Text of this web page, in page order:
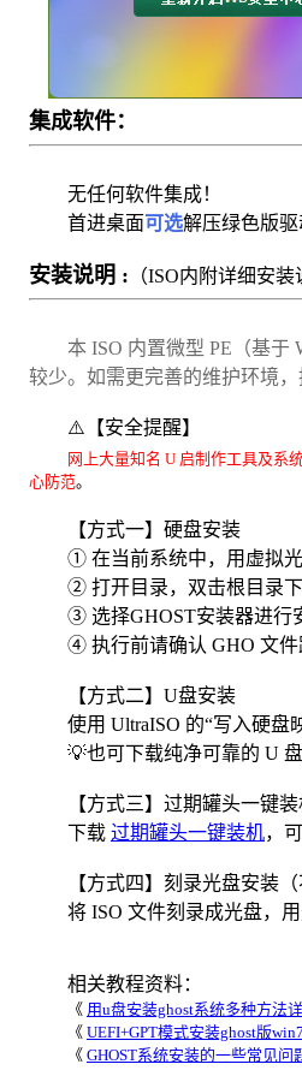
集成软件：
无任何软件集成！
首进桌面可选解压绿色版驱
安装说明 : （ISO内附详细安装
本 ISO 内置微型 PE（基于
较少。如需更完善的维护环境
⚠️【安全提醒】
网上大量知名 U 启制作工具及系
心防范。
【方式一】硬盘安装
① 在当前系统中，用虚拟光
② 打开目录，双击根目录下的
③ 选择GHOST安装器进行
④ 执行前请确认 GHO 文件
【方式二】U盘安装
使用 UltraISO 的“写入硬盘映
💡也可下载纯净可靠的 U 盘
【方式三】过期罐头一键装
下载 过期罐头一键装机，
【方式四】刻录光盘安装（
将 ISO 文件刻录成光盘，用
相关教程资料：
《 用u盘安装ghost系统多种方法
《 UEFI+GPT模式安装ghost版
《 GHOST系统安装的一些常见问